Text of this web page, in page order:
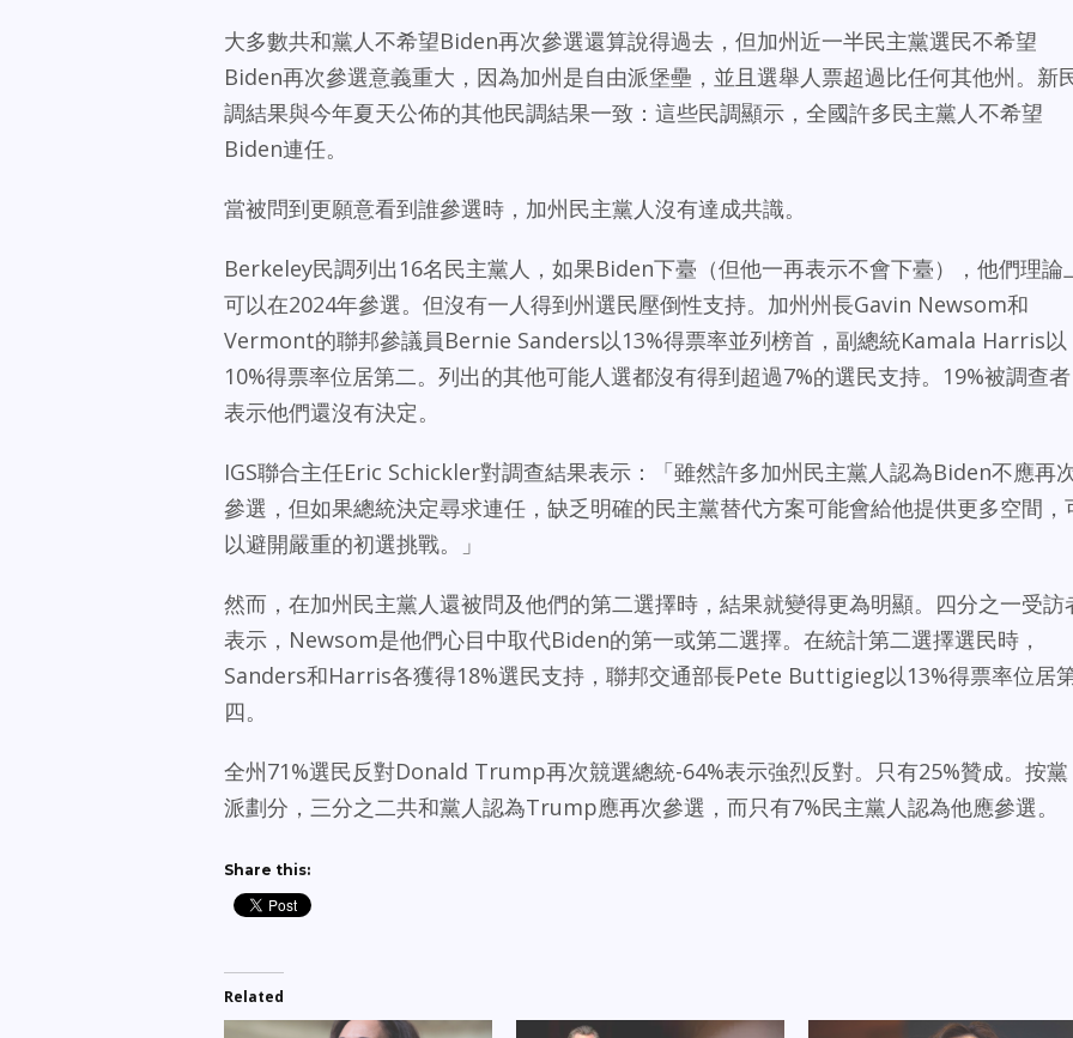
大多數共和黨人不希望Biden再次參選還算說得過去，但加州近一半民主黨選民不希望
Biden再次參選意義重大，因為加州是自由派堡壘，並且選舉人票超過比任何其他州。新
調結果與今年夏天公佈的其他民調結果一致：這些民調顯示，全國許多民主黨人不希望
Biden連任。
當被問到更願意看到誰參選時，加州民主黨人沒有達成共識。
Berkeley民調列出16名民主黨人，如果Biden下臺（但他一再表示不會下臺），他們理論
可以在2024年參選。但沒有一人得到州選民壓倒性支持。加州州長Gavin Newsom和
Vermont的聯邦參議員Bernie Sanders以13%得票率並列榜首，副總統Kamala Harris以
10%得票率位居第二。列出的其他可能人選都沒有得到超過7%的選民支持。19%被調查者
表示他們還沒有決定。
IGS聯合主任Eric Schickler對調查結果表示：「雖然許多加州民主黨人認為Biden不應再
參選，但如果總統決定尋求連任，缺乏明確的民主黨替代方案可能會給他提供更多空間，
以避開嚴重的初選挑戰。」
然而，在加州民主黨人還被問及他們的第二選擇時，結果就變得更為明顯。四分之一受訪
表示，Newsom是他們心目中取代Biden的第一或第二選擇。在統計第二選擇選民時，
Sanders和Harris各獲得18%選民支持，聯邦交通部長Pete Buttigieg以13%得票率位居
四。
全州71%選民反對Donald Trump再次競選總統-64%表示強烈反對。只有25%贊成。按黨
派劃分，三分之二共和黨人認為Trump應再次參選，而只有7%民主黨人認為他應參選。
Share this:
Related